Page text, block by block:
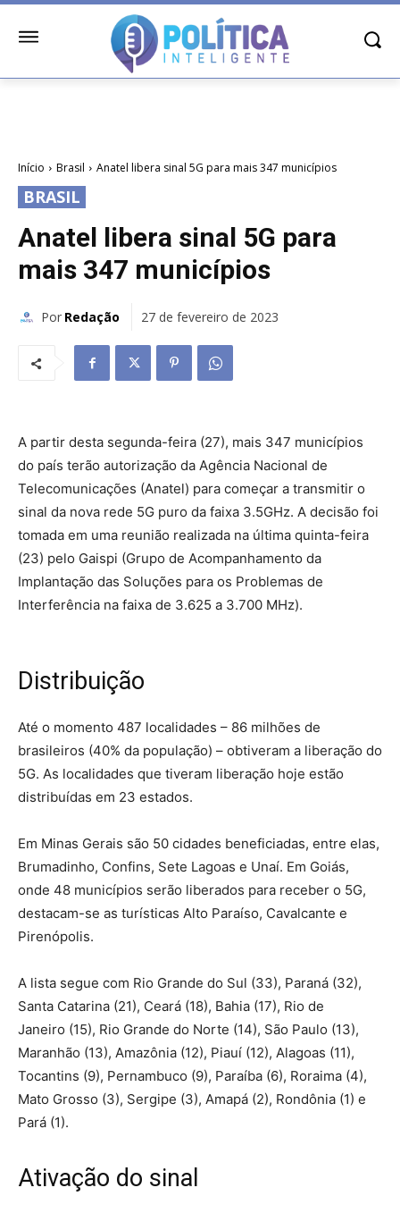
Início Brasil Anatel libera sinal 5G para mais 347 municípios
BRASIL
Anatel libera sinal 5G para
mais 347 municípios
Por Redação 27 de fevereiro de 2023
A partir desta segunda-feira (27), mais 347 municípios
do país terão autorização da Agência Nacional de
Telecomunicações (Anatel) para começar a transmitir o
sinal da nova rede 5G puro da faixa 3.5GHz. A decisão foi
tomada em uma reunião realizada na última quinta-feira
(23) pelo Gaispi (Grupo de Acompanhamento da
Implantação das Soluções para os Problemas de
Interferência na faixa de 3.625 a 3.700 MHz).
Distribuição
Até o momento 487 localidades – 86 milhões de
brasileiros (40% da população) – obtiveram a liberação do
5G. As localidades que tiveram liberação hoje estão
distribuídas em 23 estados.
Em Minas Gerais são 50 cidades beneficiadas, entre elas,
Brumadinho, Confins, Sete Lagoas e Unaí. Em Goiás,
onde 48 municípios serão liberados para receber o 5G,
destacam-se as turísticas Alto Paraíso, Cavalcante e
Pirenópolis.
A lista segue com Rio Grande do Sul (33), Paraná (32),
Santa Catarina (21), Ceará (18), Bahia (17), Rio de
Janeiro (15), Rio Grande do Norte (14), São Paulo (13),
Maranhão (13), Amazônia (12), Piauí (12), Alagoas (11),
Tocantins (9), Pernambuco (9), Paraíba (6), Roraima (4),
Mato Grosso (3), Sergipe (3), Amapá (2), Rondônia (1) e
Pará (1).
Ativação do sinal